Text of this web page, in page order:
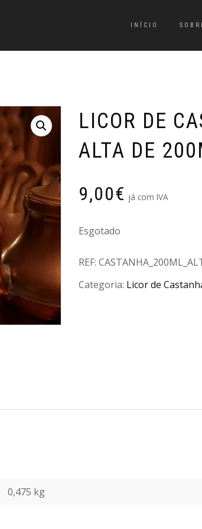
INÍCIO
LICOR DE
ALTA DE
9,00€ já com IVA
Esgotado
REF:
Categoria: Licor de
0,475 kg